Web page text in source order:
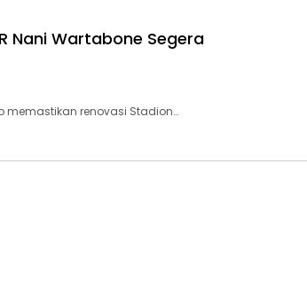
Nani Wartabone Segera
memastikan renovasi Stadion…